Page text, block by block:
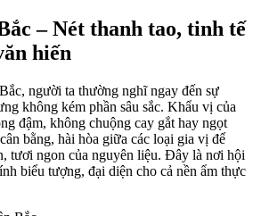
– Nét thanh tao, tinh tế
hiến
người ta thường nghĩ ngay đến sự
không kém phần sâu sắc. Khẩu vị của
đậm, không chuộng cay gắt hay ngọt
bằng, hài hòa giữa các loại gia vị để
tươi ngon của nguyên liệu. Đây là nơi hội
biểu tượng, đại diện cho cả nền ẩm thực